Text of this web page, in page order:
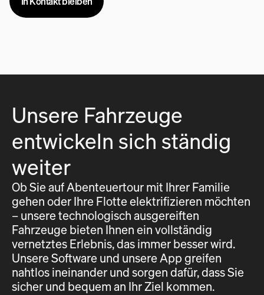
Unsere Fahrzeuge
entwickeln sich ständig
weiter
Ob Sie auf Abenteuertour mit Ihrer Familie
gehen oder Ihre Flotte elektrifizieren möchten
– unsere technologisch ausgereiften
Fahrzeuge bieten Ihnen ein vollständig
vernetztes Erlebnis, das immer besser wird.
Unsere Software und unsere App greifen
nahtlos ineinander und sorgen dafür, dass Sie
sicher und bequem an Ihr Ziel kommen.